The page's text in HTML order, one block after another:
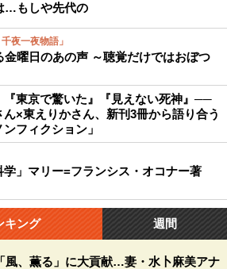
…もしや先代の
夜一夜物語」
金曜日のあの声 ～聴覚だけではおぼつ
『東京で驚いた』『見えない死神』──
×東えりかさん、新刊3冊から語り合う
ンフィクション」
学」マリー=フランシス・オコナー著
キング 週間
風、薫る」に大貢献…妻・水卜麻美アナ